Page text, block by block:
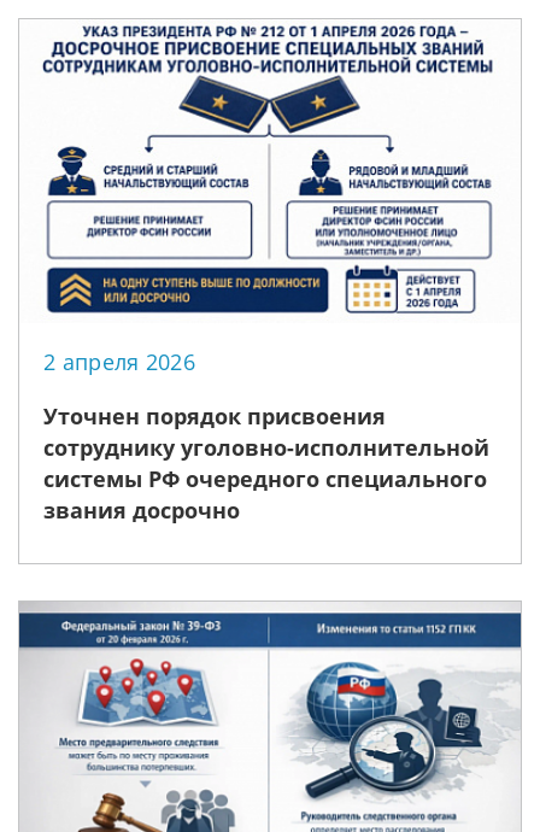
2 апреля 2026
Уточнен порядок присвоения
сотруднику уголовно-исполнительной
системы РФ очередного специального
звания досрочно